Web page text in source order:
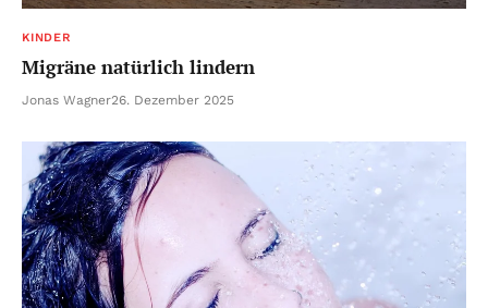
KINDER
Migräne natürlich lindern
Jonas Wagner26. Dezember 2025